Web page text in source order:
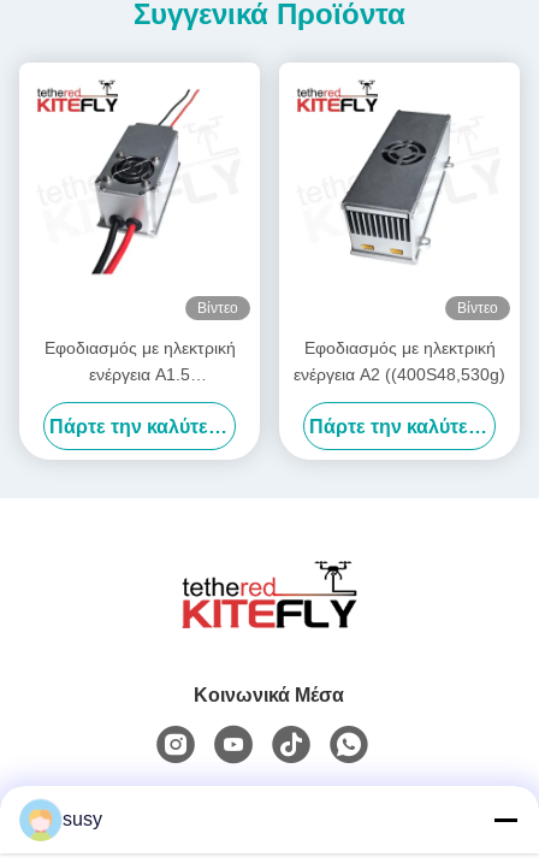
Συγγενικά Προϊόντα
Βίντεο
Εφοδιασμός με ηλεκτρική
ενέργεια A1.5
((400S24,380g) Kitefiy
Πάρτε την καλύτερη τιμή
Βίντεο
Εφοδιασμός με ηλεκτρική
ενέργεια A2 ((400S48,530g)
Πάρτε την καλύτερη τιμή
Κοινωνικά Μέσα
susy